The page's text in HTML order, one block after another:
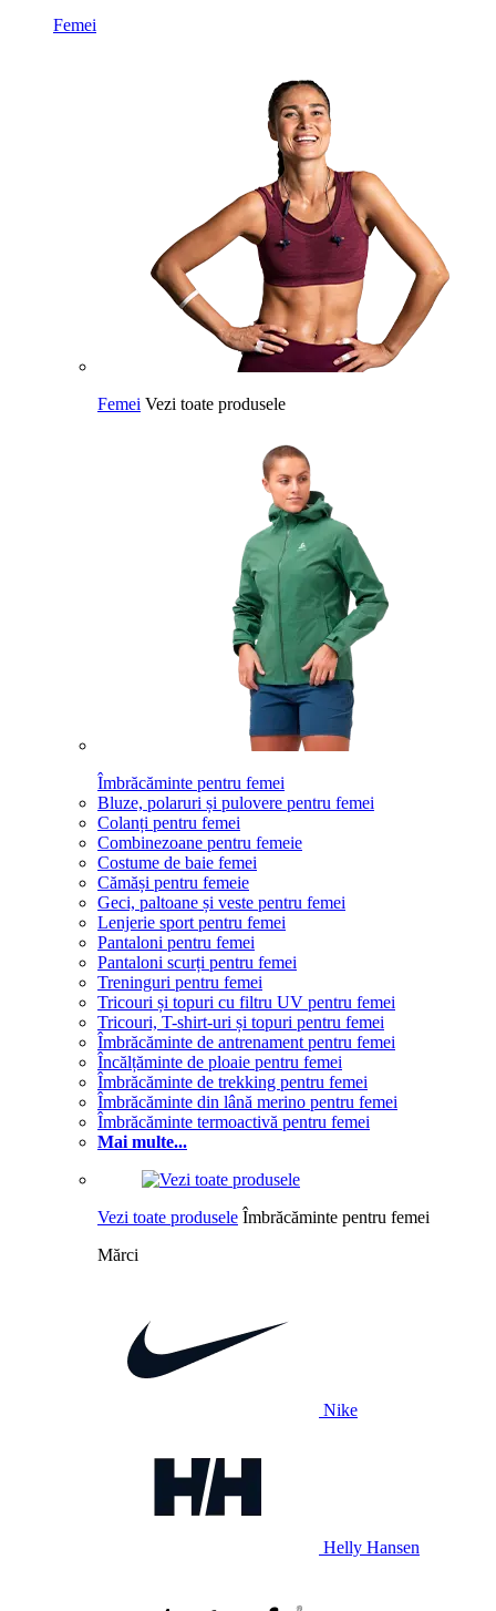
Femei
Femei Vezi toate produsele
Îmbrăcăminte pentru femei
Bluze, polaruri și pulovere pentru femei
Colanți pentru femei
Combinezoane pentru femeie
Costume de baie femei
Cămăși pentru femeie
Geci, paltoane și veste pentru femei
Lenjerie sport pentru femei
Pantaloni pentru femei
Pantaloni scurți pentru femei
Treninguri pentru femei
Tricouri și topuri cu filtru UV pentru femei
Tricouri, T-shirt-uri și topuri pentru femei
Îmbrăcăminte de antrenament pentru femei
Încălțăminte de ploaie pentru femei
Îmbrăcăminte de trekking pentru femei
Îmbrăcăminte din lână merino pentru femei
Îmbrăcăminte termoactivă pentru femei
Mai multe...
Vezi toate produsele Îmbrăcăminte pentru femei
Mărci
Nike
Helly Hansen